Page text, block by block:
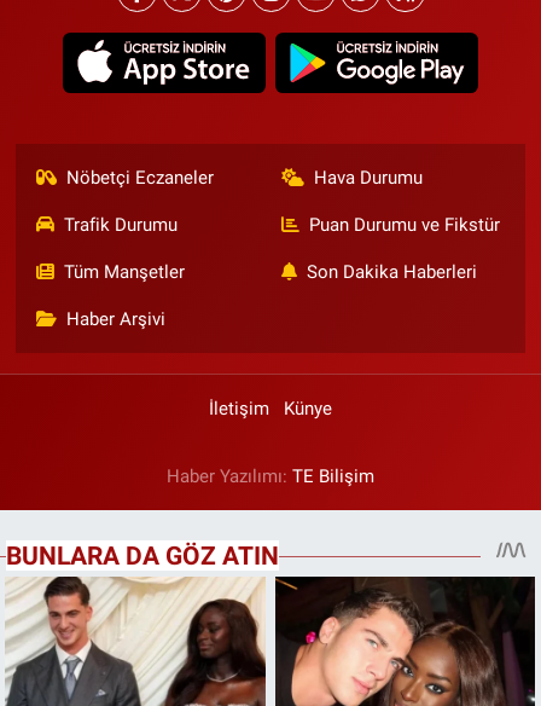
Nöbetçi Eczaneler Hava Durumu
Trafik Durumu Puan Durumu ve Fikstür
Tüm Manşetler Son Dakika Haberleri
Haber Arşivi
İletişim Künye
Haber Yazılımı: TE Bilişim